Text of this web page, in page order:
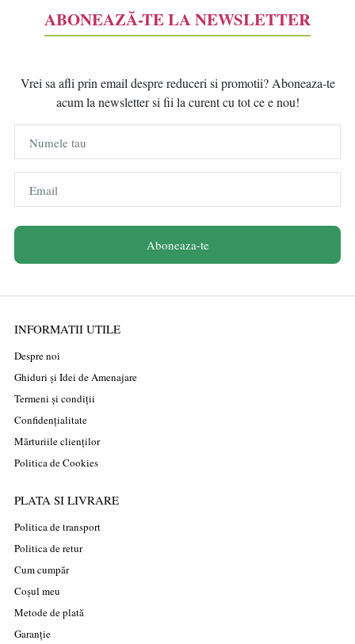
ABONEAZĂ-TE LA NEWSLETTER
Vrei sa afli prin email despre reduceri si promotii? Aboneaza-te
acum la newsletter si fii la curent cu tot ce e nou!
Numele tau
Email
Aboneaza-te
INFORMATII UTILE
Despre noi
Ghiduri și Idei de Amenajare
Termeni și condiții
Confidențialitate
Mărturiile clienților
Politica de Cookies
PLATA SI LIVRARE
Politica de transport
Politica de retur
Cum cumpăr
Coșul meu
Metode de plată
Garanție